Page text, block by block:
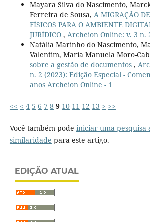
Mayara Silva do Nascimento,
Ferreira de Sousa, A MIGRAÇÃO
FÍSICOS PARA O AMBIENTE
JURÍDICO , Archeion Online: v. 3 n.
Natália Marinho do Nascimento,
Valentim, María Manuela Moro-
sobre a gestão de documentos ,
n. 2 (2023): Edição Especial -
anos Archeion Online - 1
<< < 4 5 6 7 8 9 10 11 12 13 > >>
Você também pode iniciar uma pesquisa
similaridade para este artigo.
EDIÇÃO ATUAL